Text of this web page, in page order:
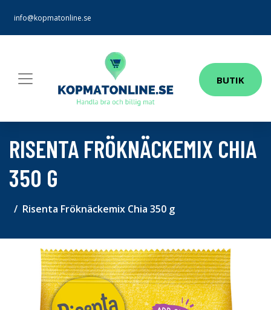
info@kopmatonline.se
BUTIK
RISENTA FRÖKNÄCKEMIX CHIA
350 G
Risenta Fröknäckemix Chia 350 g